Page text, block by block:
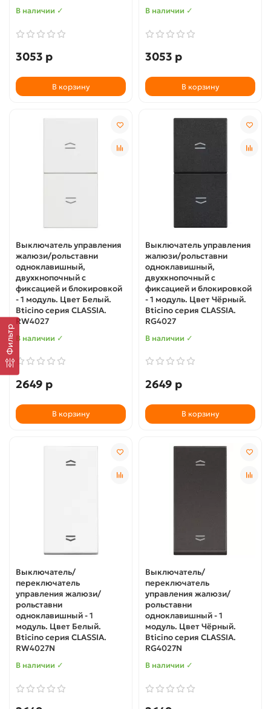
Фильтр
В наличии ✓
3053 р
В корзину
В наличии ✓
3053 р
В корзину
Выключатель управления
жалюзи/рольставни
одноклавишный,
двухкнопочный с
фиксацией и блокировкой
- 1 модуль. Цвет Белый.
Bticino серия CLASSIA.
RW4027
В наличии ✓
2649 р
В корзину
Выключатель управления
жалюзи/рольставни
одноклавишный,
двухкнопочный с
фиксацией и блокировкой
- 1 модуль. Цвет Чёрный.
Bticino серия CLASSIA.
RG4027
В наличии ✓
2649 р
В корзину
Выключатель/
переключатель
управления жалюзи/
рольставни
одноклавишный - 1
модуль. Цвет Белый.
Bticino серия CLASSIA.
RW4027N
В наличии ✓
Выключатель/
переключатель
управления жалюзи/
рольставни
одноклавишный - 1
модуль. Цвет Чёрный.
Bticino серия CLASSIA.
RG4027N
В наличии ✓